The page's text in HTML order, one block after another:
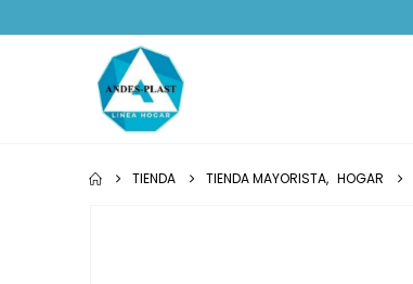
TIENDA TIENDA MAYORISTA, HOGAR